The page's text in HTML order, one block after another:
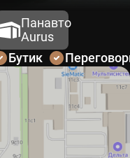
Панавто
Aurus
Бутик